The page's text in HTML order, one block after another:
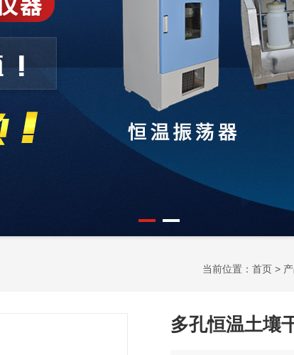
当前位置： 首页 >
多孔恒温土壤